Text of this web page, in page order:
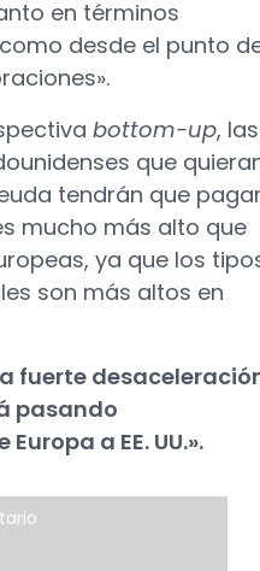
en términos
desde el punto
bottom-up, las
que
tendrán que
mucho más alto que
ya que los
son más altos en
fuerte
pasando
a EE. UU.».